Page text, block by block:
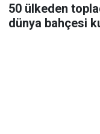
50 ülkeden
dünya bahçesi